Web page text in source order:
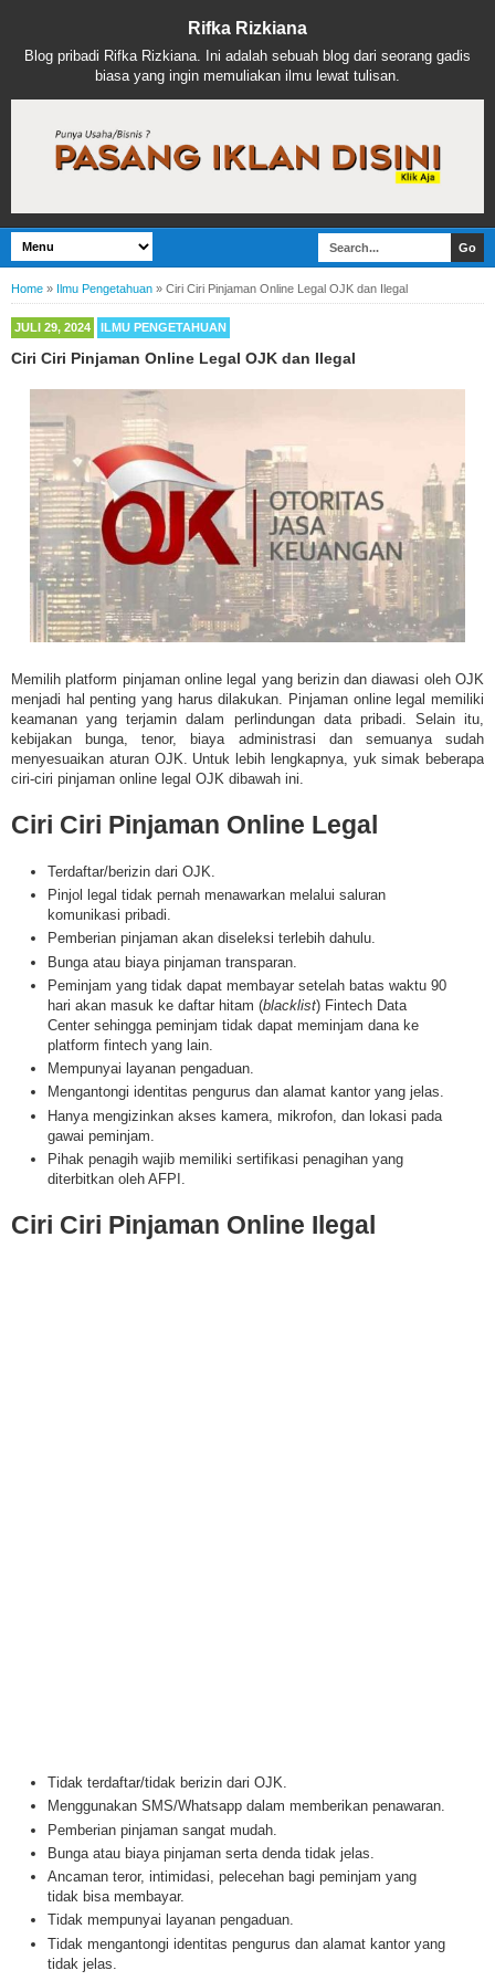
Rifka Rizkiana
Blog pribadi Rifka Rizkiana. Ini adalah sebuah blog dari seorang gadis
biasa yang ingin memuliakan ilmu lewat tulisan.
Home » Ilmu Pengetahuan » Ciri Ciri Pinjaman Online Legal OJK dan Ilegal
JULI 29, 2024 ILMU PENGETAHUAN
Ciri Ciri Pinjaman Online Legal OJK dan Ilegal
Memilih platform pinjaman online legal yang berizin dan diawasi oleh OJK
menjadi hal penting yang harus dilakukan. Pinjaman online legal memiliki
keamanan yang terjamin dalam perlindungan data pribadi. Selain itu,
kebijakan
bunga, tenor, biaya administrasi dan semuanya sudah
menyesuaikan aturan OJK. Untuk lebih lengkapnya, yuk simak beberapa
ciri-ciri pinjaman online legal OJK dibawah ini.
Ciri Ciri Pinjaman Online Legal
Terdaftar/berizin dari OJK.
Pinjol legal tidak pernah menawarkan melalui saluran
komunikasi pribadi.
Pemberian pinjaman akan diseleksi terlebih dahulu.
Bunga atau biaya pinjaman transparan.
Peminjam yang tidak dapat membayar setelah batas waktu 90
hari akan masuk ke daftar hitam (blacklist) Fintech Data
Center sehingga peminjam tidak dapat meminjam dana ke
platform fintech yang lain.
Mempunyai layanan pengaduan.
Mengantongi identitas pengurus dan alamat kantor yang jelas.
Hanya mengizinkan akses kamera, mikrofon, dan lokasi pada
gawai peminjam.
Pihak penagih wajib memiliki sertifikasi penagihan yang
diterbitkan oleh AFPI.
Ciri Ciri Pinjaman Online Ilegal
Tidak terdaftar/tidak berizin dari OJK.
Menggunakan SMS/Whatsapp dalam memberikan penawaran.
Pemberian pinjaman sangat mudah.
Bunga atau biaya pinjaman serta denda tidak jelas.
Ancaman teror, intimidasi, pelecehan bagi peminjam yang
tidak bisa membayar.
Tidak mempunyai layanan pengaduan.
Tidak mengantongi identitas pengurus dan alamat kantor yang
tidak jelas.